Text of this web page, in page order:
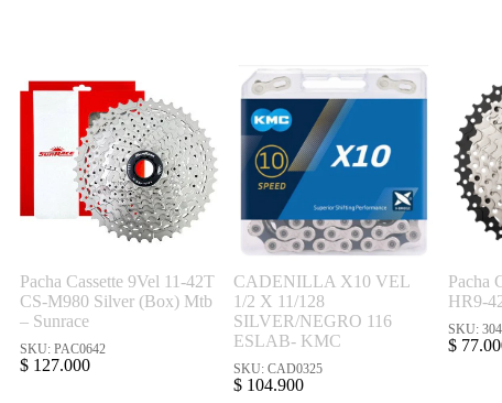
Pacha Cassette 9Vel 11-42T
CS-M980 Silver (Box) Mtb
– Sunrace
SKU: PAC0642
$127.000
CADENILLA X10 VEL
1/2 X 11/128
SILVER/NEGRO 116
ESLAB- KMC
SKU: CAD0325
$ 104.900
Pacha
HR9-
SKU:
$